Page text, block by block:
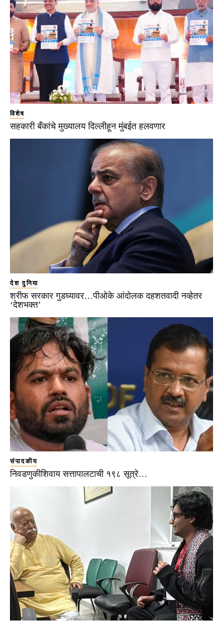
विशेष
सहकारी बँकांचे मुख्यालय दिल्लीहून मुंबईत हलवणार
देश दुनिया
शरीफ सरकार गुडघ्यावर…पीओके आंदोलक दहशतवादी नव्हेतर
‘देशभक्त’
संपादकीय
निवडणुकीशिवाय सत्तापालटाची १९८ सूत्रे…